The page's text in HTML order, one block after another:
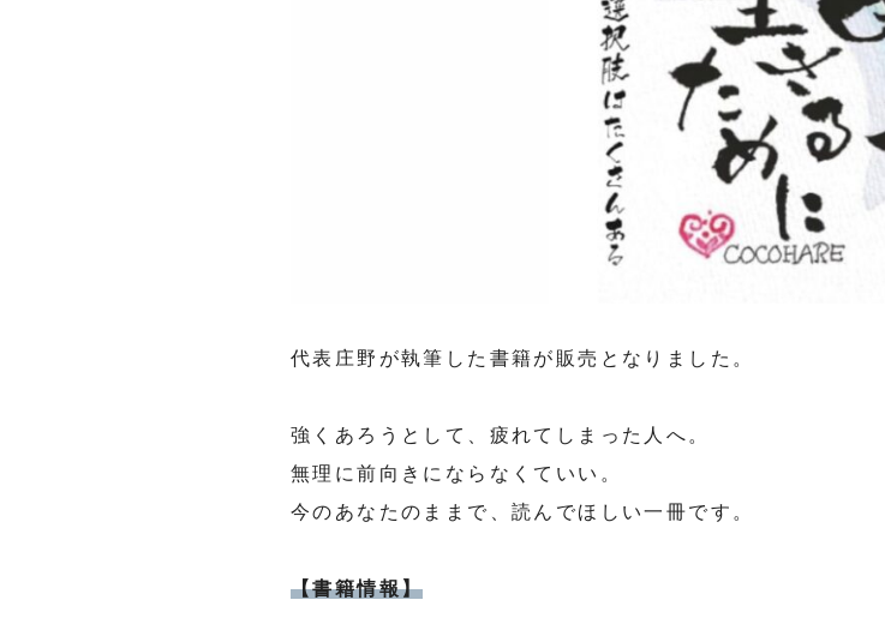
代表庄野が執筆した書籍が販売となりました。
強くあろうとして、疲れてしまった人へ。
無理に前向きにならなくていい。
今のあなたのままで、読んでほしい一冊です。
【書籍情報】